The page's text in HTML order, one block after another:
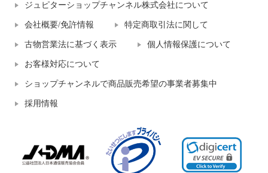
ジュピターショップチャンネル株式会社について
会社概要/免許情報 特定商取引法に関して
古物営業法に基づく表示 個人情報保護について
お客様対応について
ショップチャンネルで商品販売希望の事業者募集中
採用情報